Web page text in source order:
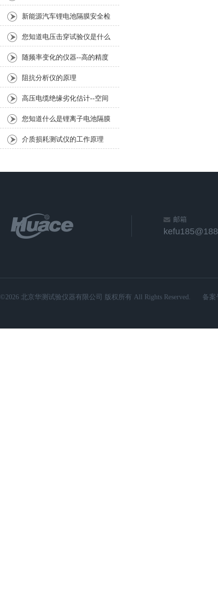
法，快来学习下吧
新能源汽车锂电池隔膜安全检
测新手段-50点电极法测试仪
您知道电压击穿试验仪是什么
吗？
随频率变化的仪器--高的精度
4395A型频谱/阻抗分析仪简介
阻抗分析仪的原理
高压电缆绝缘劣化估计--空间
电荷测量系统
您知道什么是锂离子电池隔膜
用电弱点测试仪吗
介质损耗测试仪的工作原理
邮箱
©2026 北京华测试验仪器有限公司 版权所有 All Rights Reserved. 备案